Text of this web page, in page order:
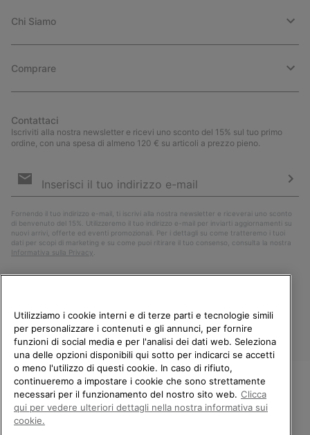
Chi Siamo
Comprare
Contattaci
Iscriviti alla nostra newsletter e ricevi uno sconto del 15% sul tuo primo
ordine, con una spesa di almeno 120 € su articoli a prezzo pieno.
e-
Fornendo il tuo indirizzo e-mail, ti iscrivi alla nostra newsletter e riceverai uno sconto
di benvenuto del 15%. Utilizzeremo il tuo indirizzo e-mail per inviarti aggiornamenti su
nuovi arrivi, offerte ed eventi promozionali. Per i dettagli su come tratteremo i tuoi
dati per scopi di marketing e su come puoi ritirare il tuo consenso, consulta la nostra
Informativa sulla Privacy
Italia
©2026Columbia Sportswear Company. Avenue des Morgines, 12 1213
Petit-Lancy Switzerland. Tutti i diritti riservati.
BENVENUTO/A IN SOREL.
SELEZIONA IL TUO PAESE DI
Utilizziamo i cookie interni e di terze parti e tecnologie simili
per personalizzare i contenuti e gli annunci, per fornire
funzioni di social media e per l'analisi dei dati web. Seleziona
una delle opzioni disponibili qui sotto per indicarci se accetti
o meno l'utilizzo di questi cookie. In caso di rifiuto,
continueremo a impostare i cookie che sono strettamente
necessari per il funzionamento del nostro sito web. Clicca
qui per vedere ulteriori dettagli nella nostra informativa sui
cookie.